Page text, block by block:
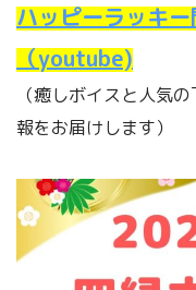
ハッピーラッキ
（youtube)
（癒しボイスと人気
報をお届けします）